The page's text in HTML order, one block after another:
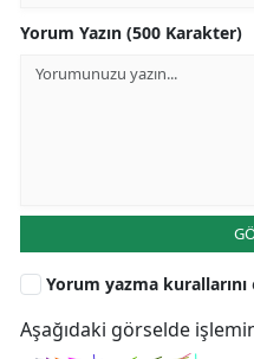
Yorum Yazın (500 Karakter)
Yorum yazma kurallarını
Aşağıdaki görselde